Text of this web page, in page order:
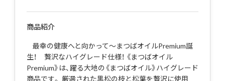
商品紹介
最幸の健康へと向かって～まつばオイルPremium誕
生！ 贅沢なハイグレード仕様！ 《まつばオイル
Premium》は、躍る大地の《まつばオイル》ハイグレード
商品です。 厳選された黒松の枝と松葉を贅沢に使用